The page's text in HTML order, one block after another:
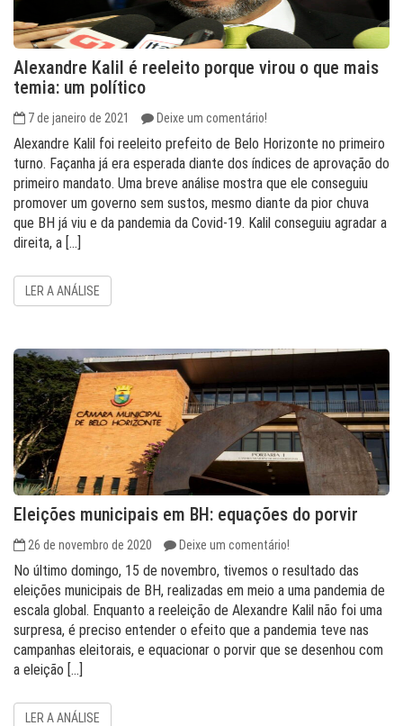
Alexandre Kalil é reeleito porque virou o que mais
temia: um político
7 de janeiro de 2021 Deixe um comentário!
Alexandre Kalil foi reeleito prefeito de Belo Horizonte no primeiro
turno. Façanha já era esperada diante dos índices de aprovação do
primeiro mandato. Uma breve análise mostra que ele conseguiu
promover um governo sem sustos, mesmo diante da pior chuva
que BH já viu e da pandemia da Covid-19. Kalil conseguiu agradar a
direita, a […]
LER A ANÁLISE
Eleições municipais em BH: equações do porvir
26 de novembro de 2020 Deixe um comentário!
No último domingo, 15 de novembro, tivemos o resultado das
eleições municipais de BH, realizadas em meio a uma pandemia de
escala global. Enquanto a reeleição de Alexandre Kalil não foi uma
surpresa, é preciso entender o efeito que a pandemia teve nas
campanhas eleitorais, e equacionar o porvir que se desenhou com
a eleição […]
LER A ANÁLISE